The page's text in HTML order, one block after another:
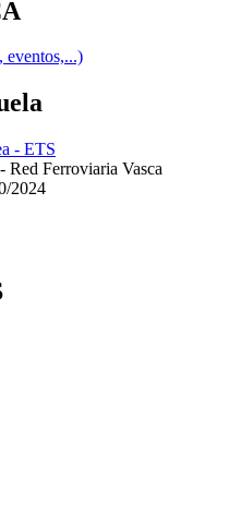
eventos,...)
- ETS
Red Ferroviaria Vasca
2024